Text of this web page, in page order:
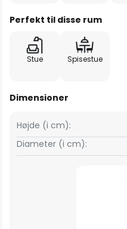
Perfekt til disse rum
Stue Spisestue
Dimensioner
Højde (i cm):
Diameter (i cm):